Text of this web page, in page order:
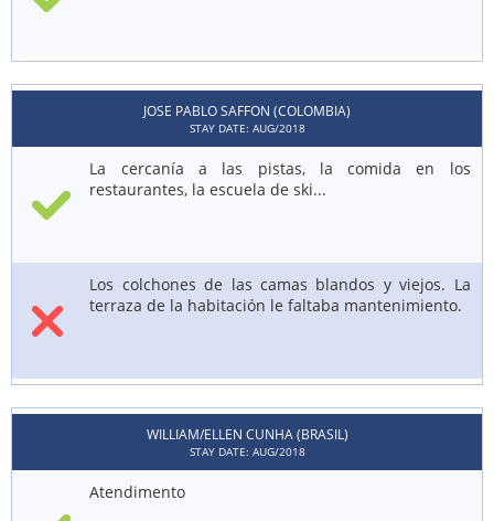
JOSE PABLO SAFFON (COLOMBIA)
STAY DATE: AUG/2018
La cercanía a las pistas, la comida en los
restaurantes, la escuela de ski...
Los colchones de las camas blandos y viejos. La
terraza de la habitación le faltaba mantenimiento.
WILLIAM/ELLEN CUNHA (BRASIL)
STAY DATE: AUG/2018
Atendimento